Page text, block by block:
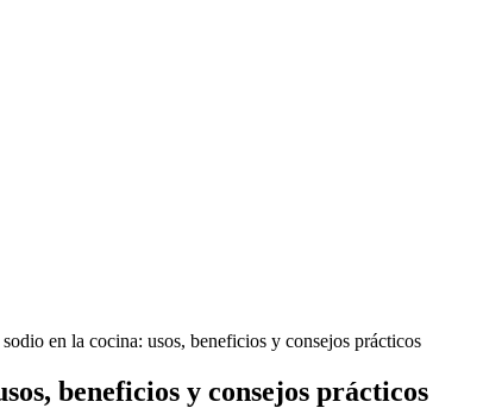
en la cocina: usos, beneficios y consejos prácticos
beneficios y consejos prácticos